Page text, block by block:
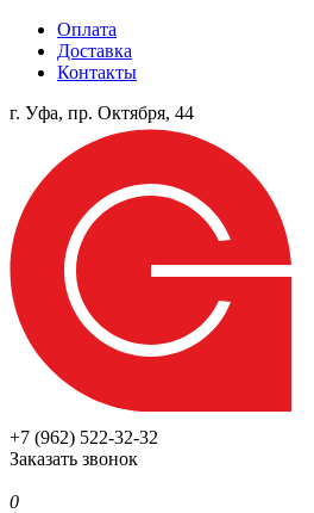
Оплата
Доставка
Контакты
г. Уфа, пр. Октября, 44
+7 (962) 522-32-32
Заказать звонок
0